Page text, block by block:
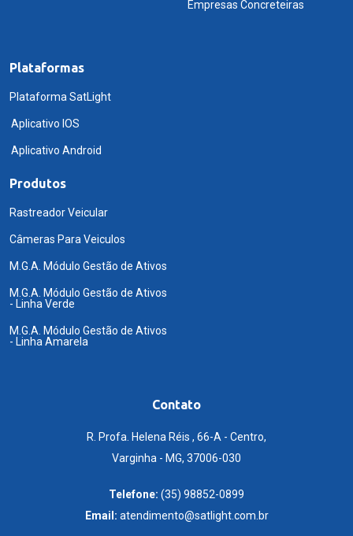
Empresas Concreteiras
Plataformas
Plataforma SatLight
Aplicativo IOS
Aplicativo Android
Produtos
Rastreador Veicular
Câmeras Para Veiculos
M.G.A. Módulo Gestão de Ativos
M.G.A. Módulo Gestão de Ativos
- Linha Verde
M.G.A. Módulo Gestão de Ativos
- Linha Amarela
Contato
R. Profa. Helena Réis , 66-A - Centro,
Varginha - MG, 37006-030
Telefone: (35) 98852-0899
Email: atendimento@satlight.com.br